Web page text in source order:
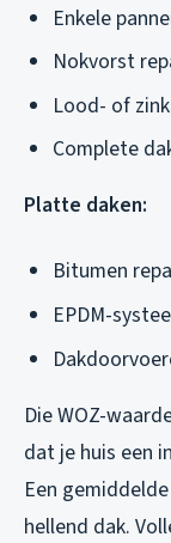
Enkele
Nokvorst
Lood- of
Complete
Platte daken:
Bitumen
EPDM-
Die WOZ-
dat je huis een
Een
hellend dak.